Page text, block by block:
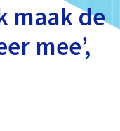
maak de
mee’,